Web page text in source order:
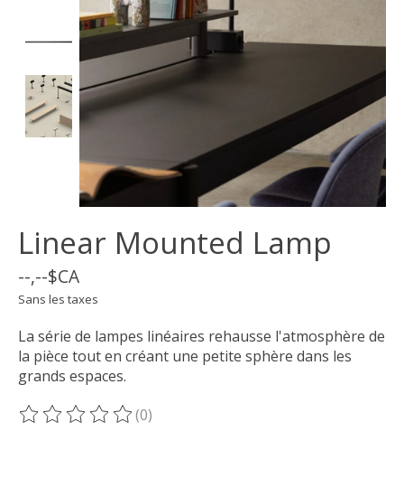
Linear Mounted Lamp
--,--$CA
Sans les taxes
La série de lampes linéaires rehausse l'atmosphère de
la pièce tout en créant une petite sphère dans les
grands espaces.
Ce produit est évalué à
(0)